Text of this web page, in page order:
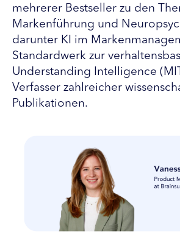
mehrerer Bestseller zu den
Markenführung und
darunter KI im
Standardwerk zur
Understanding Intelligence
Verfasser zahlreicher
Publikationen.